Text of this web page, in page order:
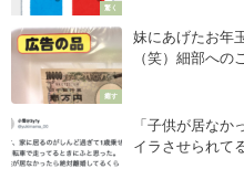
驚く
癒す
妹にあげたお年
（笑）細部への
「子供が居なか
イラさせられて